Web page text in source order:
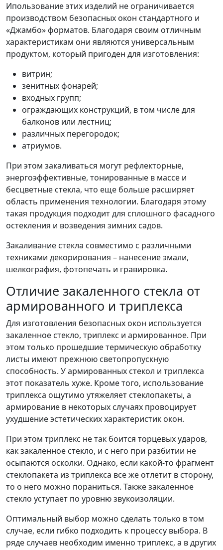
Ипользование этих изделий не ограничивается
производством безопасных окон стандартного и
«Джамбо» форматов. Благодаря своим отличным
характеристикам они являются универсальным
продуктом, который пригоден для изготовления:
витрин;
зенитных фонарей;
входных групп;
ограждающих конструкций, в том числе для
балконов или лестниц;
различных перегородок;
атриумов.
При этом закаливаться могут рефлекторные,
энергоэффективные, тонированные в массе и
бесцветные стекла, что еще больше расширяет
область применения технологии. Благодаря этому
такая продукция подходит для сплошного фасадного
остекления и возведения зимних садов.
Закаливание стекла совместимо с различными
техниками декорирования – нанесение эмали,
шелкография, фотопечать и гравировка.
Отличие закаленного стекла от
армированного и триплекса
Для изготовления безопасных окон используется
закаленное стекло, триплекс и армированное. При
этом только прошедшие термическую обработку
листы имеют прежнюю светопропускную
способность. У армированных стекол и триплекса
этот показатель хуже. Кроме того, использование
триплекса ощутимо утяжеляет стеклопакеты, а
армирование в некоторых случаях провоцирует
ухудшение эстетических характеристик окон.
При этом триплекс не так боится торцевых ударов,
как закаленное стекло, и с него при разбитии не
осыпаются осколки. Однако, если какой-то фрагмент
стеклопакета из триплекса все же отлетит в сторону,
то о него можно пораниться. Также закаленное
стекло уступает по уровню звукоизоляции.
Оптимальный выбор можно сделать только в том
случае, если гибко подходить к процессу выбора. В
ряде случаев необходим именно триплекс, а в других